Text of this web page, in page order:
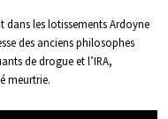
les lotissements Ardoyne
des anciens philosophes
de drogue et l’IRA,
meurtrie.